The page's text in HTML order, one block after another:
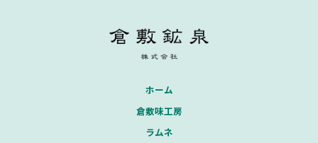
ホーム
倉敷味工房
ラムネ